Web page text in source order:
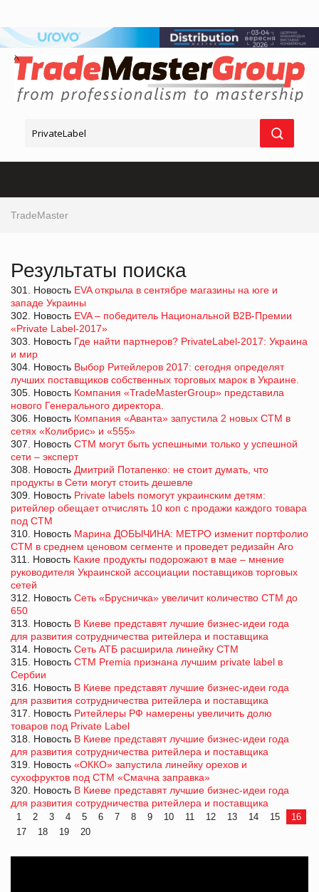
TradeMaster
Результаты поиска
301. Новость EVA открыла в сентябре магазины на юге и
западе Украины
302. Новость EVA – победитель Национальной В2В-Премии
«Private Label-2017»
303. Новость Где найти партнеров? PrivateLabel-2017: Украина
и мир
304. Новость Выбор Ритейлеров 2017: сегодня определят
лучших поставщиков собственных торговых марок в Украине.
305. Новость Компания «TradeMasterGroup» представила
нового Генерального директора.
306. Новость Компания «Аванта» запустила 2 новых СТМ в
сетях «Колибрис» и «555»
307. Новость СТМ могут быть успешными только у успешной
сети – эксперт
308. Новость Дмитрий Потапенко: не стоит думать, что
продукты в Сети могут стоить дешевле
309. Новость Private labels помогут украинским детям:
ритейлер обещает отчислять 10 коп с продажи каждого товара
под СТМ
310. Новость Марина ДОБЫЧИНА: МЕТРО изменит портфолио
СТМ в среднем ценовом сегменте и проведет редизайн Aro
311. Новость Какие продукты подорожают в мае – мнение
руководителя Украинской ассоциации поставщиков торговых
сетей
312. Новость Сеть «Брусничка» увеличит количество СТМ до
650
313. Новость В Киеве представят лучшие бизнес-идеи года
для развития сотрудничества ритейлера и поставщика
314. Новость Сеть АТБ расширила линейку СТМ
315. Новость СТМ Premia признана лучшим private label в
Сербии
316. Новость В Киеве представят лучшие бизнес-идеи года
для развития сотрудничества ритейлера и поставщика
317. Новость Ритейлеры РФ намерены увеличить долю
товаров под Private Label
318. Новость В Киеве представят лучшие бизнес-идеи года
для развития сотрудничества ритейлера и поставщика
319. Новость «ОККО» запустила линейку орехов и
сухофруктов под СТМ «Смачна заправка»
320. Новость В Киеве представят лучшие бизнес-идеи года
для развития сотрудничества ритейлера и поставщика
1 2 3 4 5 6 7 8 9 10 11 12 13 14 15
16
17
18 19 20